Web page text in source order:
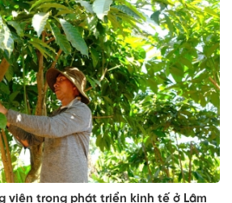
viên trong phát triển kinh tế ở Lâm